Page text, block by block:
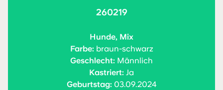
260219
Hunde, Mix
Farbe:braun-schwarz
Geschlecht: Männlich
Kastriert: Ja
Geburtstag:03.09.2024